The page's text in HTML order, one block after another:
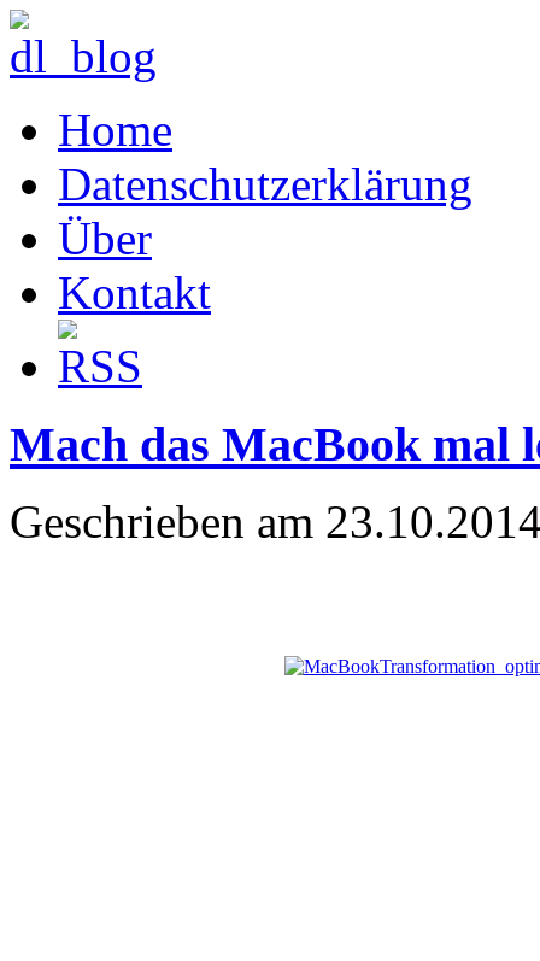
Home
Datenschutzerklärung
Über
Kontakt
Mach das MacBook mal
Geschrieben am